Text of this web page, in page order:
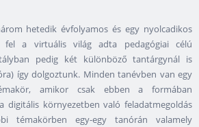
hetedik évfolyamos és egy nyolcadikos
fel a virtuális világ adta pedagógiai célú
pedig két különböző tantárgynál is
így dolgoztunk. Minden tanévben van egy
amikor csak ebben a formában
digitális környezetben való feladatmegoldás
témakörben egy-egy tanórán valamely